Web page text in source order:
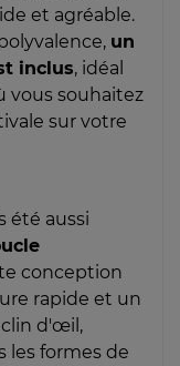
et agréable.
un
inclus, idéal
vous souhaitez
sur votre
été aussi
conception
rapide et un
d'œil,
les formes de